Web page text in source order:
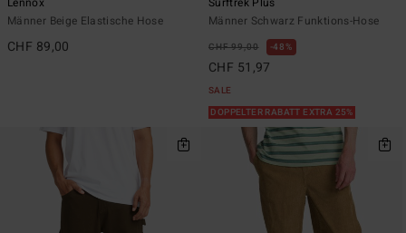
Männer Beige Elastische Hose
CHF 89,00
Männer Schwarz Funktions-Hose
CHF 99,00 48%
CHF 51,97
SALE
DOPPELTER RABATT EXTRA 25%